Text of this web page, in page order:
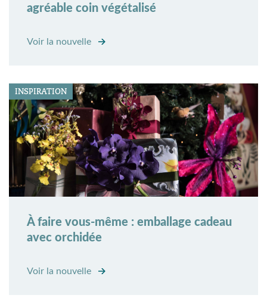
agréable coin végétalisé
Voir la nouvelle
INSPIRATION
À faire vous-même : emballage cadeau
avec orchidée
Voir la nouvelle